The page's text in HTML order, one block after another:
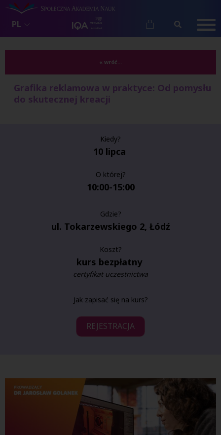
PL
« wróć...
Grafika reklamowa w praktyce: Od pomysłu
do skutecznej kreacji
Kiedy?
10 lipca
O której?
10:00-15:00
Gdzie?
ul. Tokarzewskiego 2, Łódź
Koszt?
kurs bezpłatny
certyfikat uczestnictwa
Jak zapisać się na kurs?
REJESTRACJA